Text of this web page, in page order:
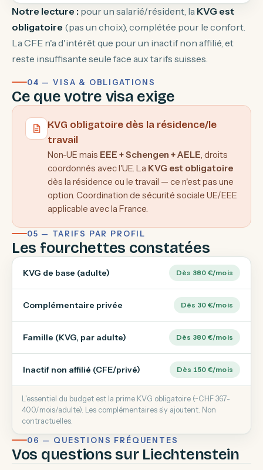
Notre lecture : pour un salarié/résident, la KVG est
obligatoire (pas un choix), complétée pour le confort.
La CFE n'a d'intérêt que pour un inactif non affilié, et
reste insuffisante seule face aux tarifs suisses.
04 — VISA & OBLIGATIONS
Ce que votre visa exige
KVG obligatoire dès la résidence/le
travail
Non-UE mais EEE + Schengen + AELE, droits
coordonnés avec l'UE. La KVG est obligatoire
dès la résidence ou le travail — ce n'est pas une
option. Coordination de sécurité sociale UE/EEE
applicable avec la France.
05 — TARIFS PAR PROFIL
Les fourchettes constatées
KVG de base (adulte) Dès 380 €/mois
Complémentaire privée Dès 30 €/mois
Famille (KVG, par adulte) Dès 380 €/mois
Inactif non affilié (CFE/privé) Dès 150 €/mois
L'essentiel du budget est la prime KVG obligatoire (~CHF 367-
400/mois/adulte). Les complémentaires s'y ajoutent. Non
contractuelles.
06 — QUESTIONS FRÉQUENTES
Vos questions sur Liechtenstein